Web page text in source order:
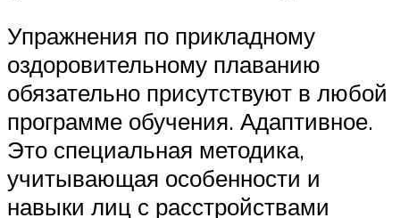
Упражнения по прикладному
оздоровительному плаванию
обязательно присутствуют в любой
программе обучения. Адаптивное.
Это специальная методика,
учитывающая особенности и
навыки лиц с расстройствами